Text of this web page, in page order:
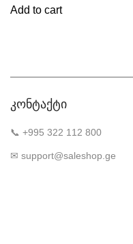
Add to cart
კონტაქტი
📞 +995 322 112 800
✉ support@saleshop.ge